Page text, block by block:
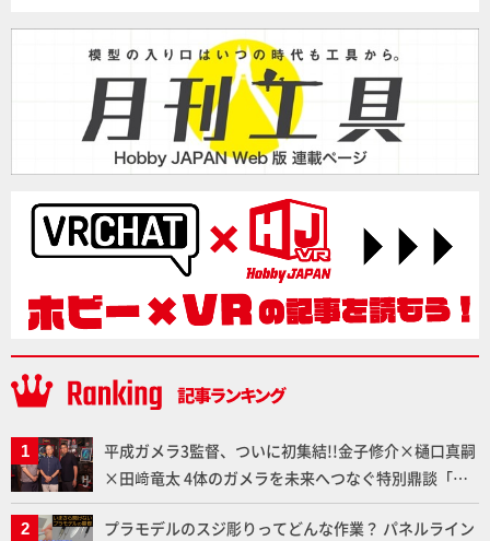
平成ガメラ3監督、ついに初集結!!金子修介×樋口真嗣
×田﨑竜太 4体のガメラを未来へつなぐ特別鼎談「ガ
メラ永久保存化プロジェクト FINAL」
プラモデルのスジ彫りってどんな作業？ パネルライン